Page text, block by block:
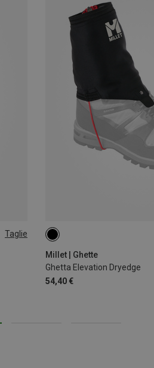
Taglie
Millet | Ghette
Ghetta Elevation Dryedge
54,40 €
L